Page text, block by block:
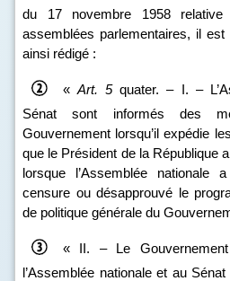
du 17 novembre 1958 relative
assemblées parlementaires, il
ainsi rédigé :
«Art. 5 quater. – I. –
Sénat sont informés des
Gouvernement lorsqu’il expédie
que le Président de la République
lorsque l’Assemblée nationale
censure ou désapprouvé le
de politique générale du
« II. – Le
l’Assemblée nationale et au